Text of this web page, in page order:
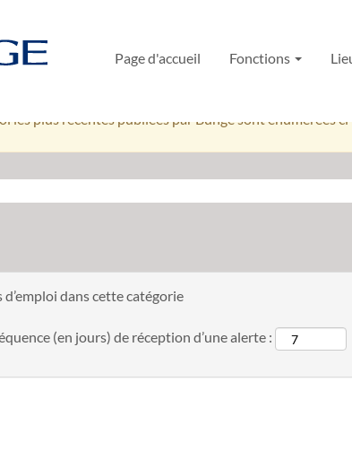
Page d'accueil Fonctions
aucun poste vacant correspondant à cette catégorie ou
les plus récentes publiées par Bunge sont énumérées
dans cette catégorie
(en jours) de réception d’une alerte :